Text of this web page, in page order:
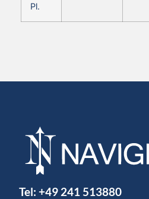
Pl.
Tel: +49 241 513880